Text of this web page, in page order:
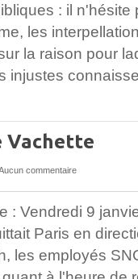
: il n'hésite
les
la raison pour
injustes
Vachette
commentaire
: Vendredi 9
Paris en
les employés